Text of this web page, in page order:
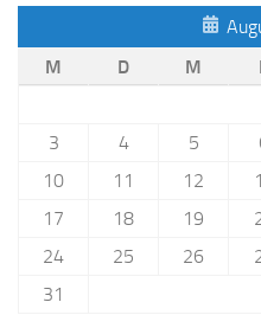
M
D M
3
4 5
10
11 12
17
18 19
24
25 26
31